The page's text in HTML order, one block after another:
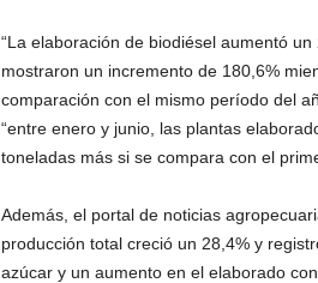
“La elaboración de biodiésel aumentó
mostraron un incremento de 180,6%
comparación con el mismo período del
“entre enero y junio, las plantas
toneladas más si se compara con el
Además, el portal de noticias
producción total creció un 28,4% y
azúcar y un aumento en el elaborado con